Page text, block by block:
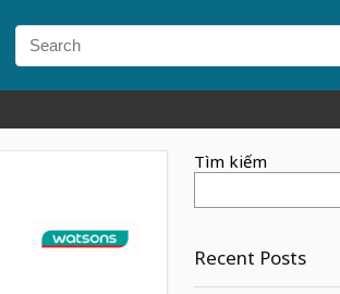
Tìm kiếm
Recent Posts